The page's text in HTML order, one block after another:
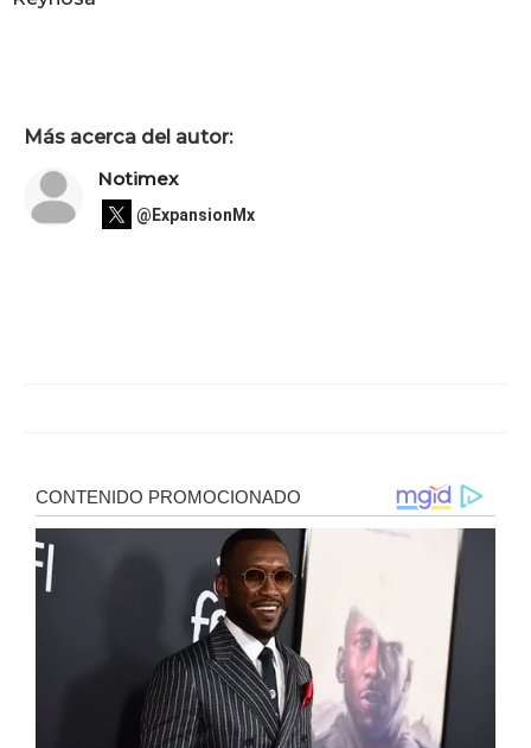
Más acerca del autor:
Notimex
@ExpansionMx